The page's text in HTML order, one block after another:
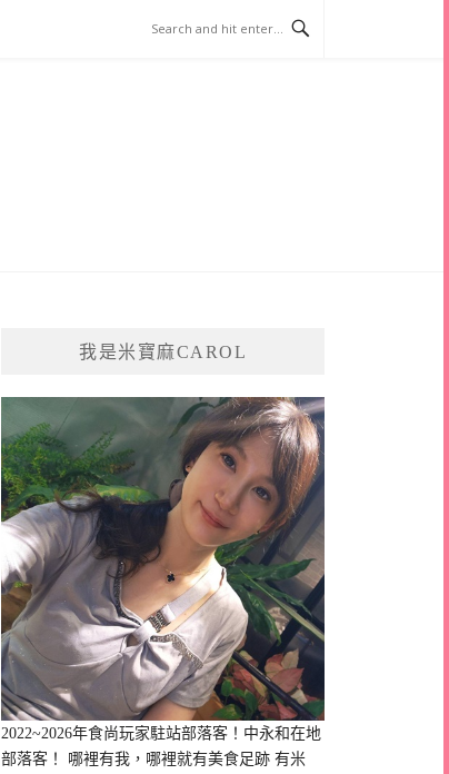
我是米寶麻CAROL
2022~2026年食尚玩家駐站部落客！中永和在地
部落客！ 哪裡有我，哪裡就有美食足跡 有米